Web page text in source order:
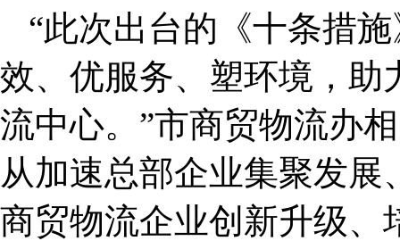
“此次出台的《十条措
效、优服务、塑环境，助
流中心。”市商贸物流办
从加速总部企业集聚发
商贸物流企业创新升级、